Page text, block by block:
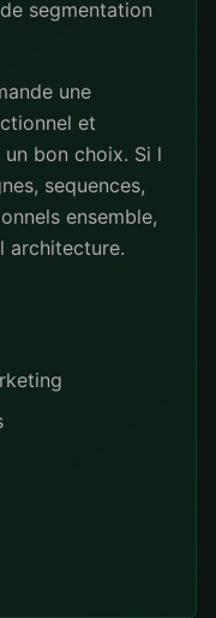
segmentation
une
et
bon choix. Si l
sequences,
ensemble,
architecture.